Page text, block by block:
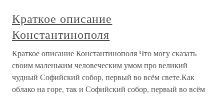
Краткое описание
Константинополя
Краткое описание Константинополя Что могу сказать
своим маленьким человеческим умом про великий
чудный Софийский собор, первый во всём свете.Как
облако на горе, так и Софийский собор, первый во всём